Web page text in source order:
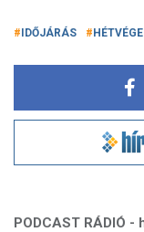
IDŐJÁRÁS HÉTVÉGE